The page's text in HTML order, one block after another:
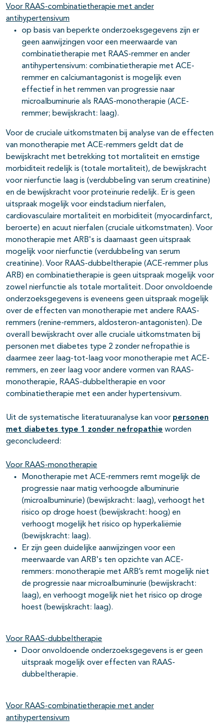
Voor RAAS-combinatietherapie met ander
antihypertensivum
op basis van beperkte onderzoeksgegevens zijn er
geen aanwijzingen voor een meerwaarde van
combinatietherapie met RAAS-remmer en ander
antihypertensivum: combinatietherapie met ACE-
remmer en calciumantagonist is mogelijk even
effectief in het remmen van progressie naar
microalbuminurie als RAAS-monotherapie (ACE-
remmer; bewijskracht: laag).
Voor de cruciale uitkomstmaten bij analyse van de effecten
van monotherapie met ACE-remmers geldt dat de
bewijskracht met betrekking tot mortaliteit en ernstige
morbiditeit redelijk is (totale mortaliteit), de bewijskracht
voor nierfunctie laag is (verdubbeling van serum creatinine)
en de bewijskracht voor proteïnurie redelijk. Er is geen
uitspraak mogelijk voor eindstadium nierfalen,
cardiovasculaire mortaliteit en morbiditeit (myocardinfarct,
beroerte) en acuut nierfalen (cruciale uitkomstmaten). Voor
monotherapie met ARB's is daarnaast geen uitspraak
mogelijk voor nierfunctie (verdubbeling van serum
creatinine). Voor RAAS-dubbeltherapie (ACE-remmer plus
ARB) en combinatietherapie is geen uitspraak mogelijk voor
zowel nierfunctie als totale mortaliteit. Door onvoldoende
onderzoeksgegevens is eveneens geen uitspraak mogelijk
over de effecten van monotherapie met andere RAAS-
remmers (renine-remmers, aldosteron-antagonisten). De
overall bewijskracht over alle cruciale uitkomstmaten bij
personen met diabetes type 2 zonder nefropathie is
daarmee zeer laag-tot-laag voor monotherapie met ACE-
remmers, en zeer laag voor andere vormen van RAAS-
monotherapie, RAAS-dubbeltherapie en voor
combinatietherapie met een ander hypertensivum.
Uit de systematische literatuuranalyse kan voor personen
met diabetes type 1 zonder nefropathie worden
geconcludeerd:
Voor RAAS-monotherapie
Monotherapie met ACE-remmers remt mogelijk de
progressie naar matig verhoogde albuminurie
(microalbuminurie) (bewijskracht: laag), verhoogt het
risico op droge hoest (bewijskracht: hoog) en
verhoogt mogelijk het risico op hyperkaliëmie
(bewijskracht: laag).
Er zijn geen duidelijke aanwijzingen voor een
meerwaarde van ARB's ten opzichte van ACE-
remmers: monotherapie met ARB’s remt mogelijk niet
de progressie naar microalbuminurie (bewijskracht:
laag), en verhoogt mogelijk niet het risico op droge
hoest (bewijskracht: laag).
Voor RAAS-dubbeltherapie
Door onvoldoende onderzoeksgegevens is er geen
uitspraak mogelijk over effecten van RAAS-
dubbeltherapie.
Voor RAAS-combinatietherapie met ander
antihypertensivum